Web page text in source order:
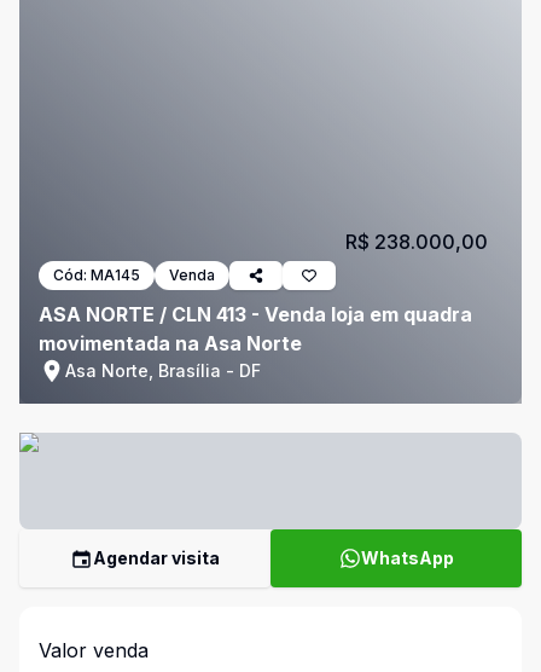
Cód: MA145 Venda
ASA NORTE / CLN 413 - Venda loja em quadra
movimentada na Asa Norte
Asa Norte, Brasília - DF
R$ 238.000,00
Agendar visita WhatsApp
Valor venda